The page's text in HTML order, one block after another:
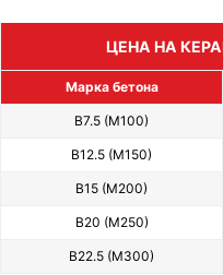
ЦЕНА НА
Марка бетона
В7.5 (М100)
В12.5 (М150)
В15 (М200)
В20 (М250)
В22.5 (М300)